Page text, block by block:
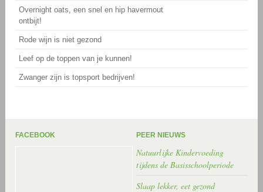
Overnight oats, een snel en hip havermout
ontbijt!
Rode wijn is niet gezond
Leef op de toppen van je kunnen!
Zwanger zijn is topsport bedrijven!
FACEBOOK PEER NIEUWS
Natuurlijke Kindervoeding
tijdens de Basisschoolperiode
Slaap lekker, eet gezond